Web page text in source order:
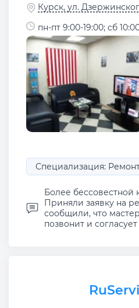
Курск, ул.
пн-пт 9:00-19:00; сб
Специализация:
Более бессовестной
Приняли заявку на
сообщили, что
позвонит и